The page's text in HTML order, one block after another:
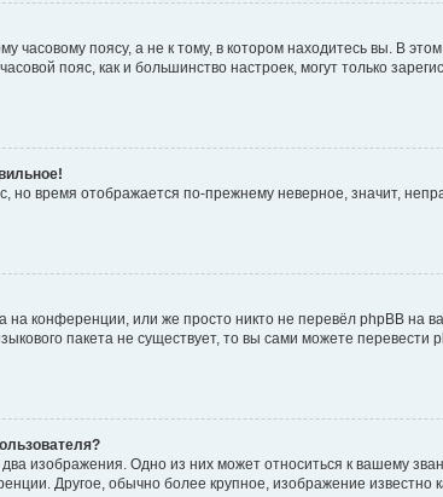
часовому поясу, а не к тому, в котором находитесь вы. В
пояс, как и большинство настроек, могут только
но время отображается по-прежнему неверное, значит,
на конференции, или же просто никто не перевёл phpBB на
пакета не существует, то вы сами можете
изображения. Одно из них может относиться к вашему
Другое, обычно более крупное, изображение известно